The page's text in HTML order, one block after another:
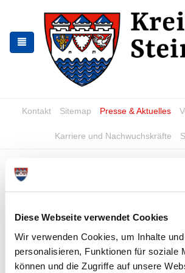
Diese Webseite verwendet Cookies
Wir verwenden Cookies, um Inhalte
personalisieren, Funktionen für soziale
können und die Zugriffe auf unsere
springen
springen
Kontakt Sitemap Presse & Aktuelles
Karriere und Nachwuchskräfte
Steinburger
gesucht